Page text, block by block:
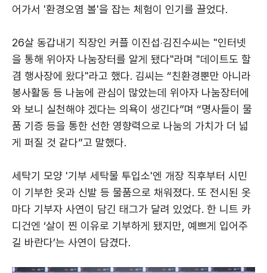
어가서 '환경오염 볼'을 잡는 체험이 인기를 끌었다.
26살 동갑내기 직장인 커플 이진섭‧김진수씨는 "인터넷
을 통해 위아자 나눔장터를 알게 됐다"라며 "데이트도 할
겸 행사장에 왔다"라고 했다. 김씨는 “친환경뿐만 아니라
봉사활동 등 나눔에 관심이 많았는데 위아자 나눔장터에
와 보니 실천해야 겠다는 의욕이 생긴다”며 “명사들이 물
품 기증 등을 통한 선한 영향력으로 나눔의 가치가 더 넓
게 퍼질 것 같다”고 말했다.
세탁기 모양 '기부 세탁물 투입소'엔 개장 직후부터 시민
이 기부한 옷과 신발 등 물품으로 채워졌다. 또 전시된 옷
마다 기부자 사연이 담긴 태그가 달려 있었다. 한 니트 카
디건엔 ‘살이 찐 이유로 기부하게 됐지만, 예쁘게 입어주
길 바란다’는 사연이 담겼다.